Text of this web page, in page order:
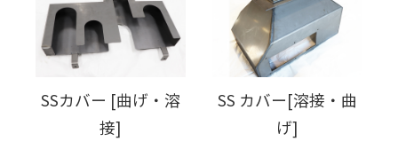
SSカバー [曲げ・溶
接]
SS カバー[溶接・曲
げ]